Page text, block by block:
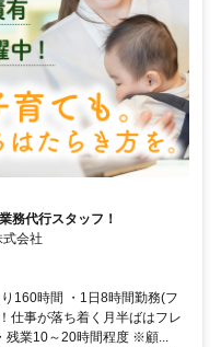
務代行スタッフ！
会社
160時間 ・1日8時間勤務(フ
仕事が落ち着く月半ばはフレ
残業10～20時間程度 ※顧...